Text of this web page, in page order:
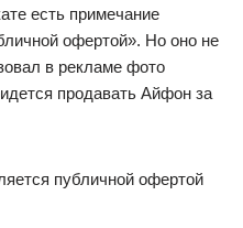
есть примечание
офертой». Но оно не
в рекламе фото
продавать Айфон за